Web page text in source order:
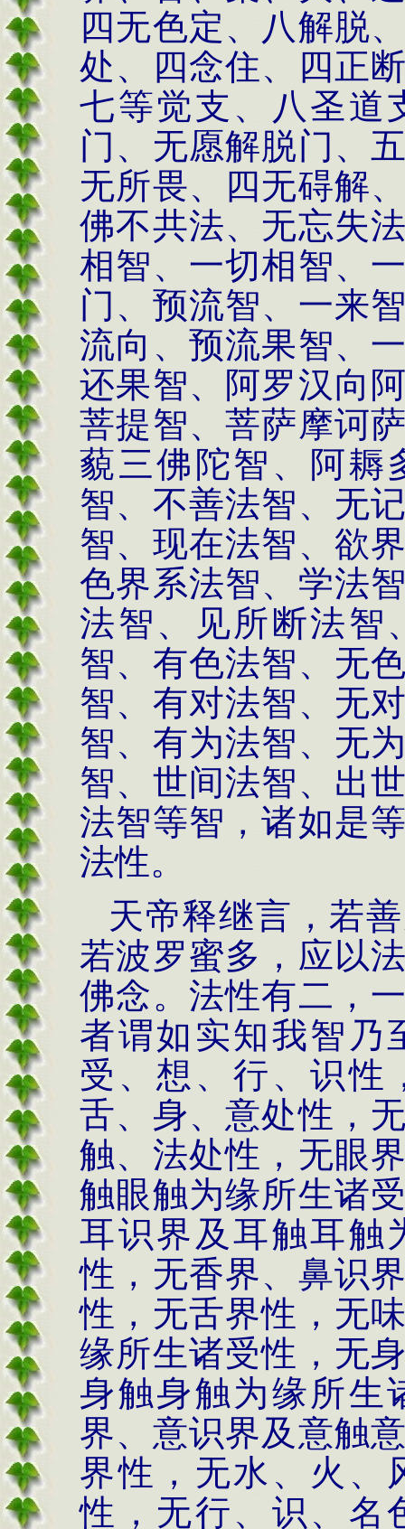
四无色定、八解脱
处、四念住、四正
七等觉支、八圣道
门、无愿解脱门、
无所畏、四无碍解
佛不共法、无忘失
相智、一切相智、
门、预流智、一来
流向、预流果智、
还果智、阿罗汉向
菩提智、菩萨摩诃
藐三佛陀智、阿耨
智、不善法智、无
智、现在法智、欲
色界系法智、学法
法智、见所断法智
智、有色法智、无
智、有对法智、无
智、有为法智、无
智、世间法智、出
法智等智，诸如是
法性。
天帝释继言，若
若波罗蜜多，应以
佛念。法性有二，
者谓如实知我智乃
受、想、行、识性
舌、身、意处性，
触、法处性，无眼
触眼触为缘所生诸
耳识界及耳触耳触
性，无香界、鼻识
性，无舌界性，无
缘所生诸受性，无
身触身触为缘所生
界、意识界及意触
界性，无水、火、
性，无行、识、名